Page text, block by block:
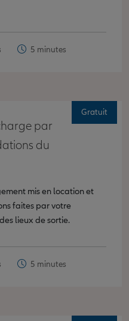
5 minutes
par
du
mis en location et
faites par votre
lieux de sortie.
5 minutes
Gratuit